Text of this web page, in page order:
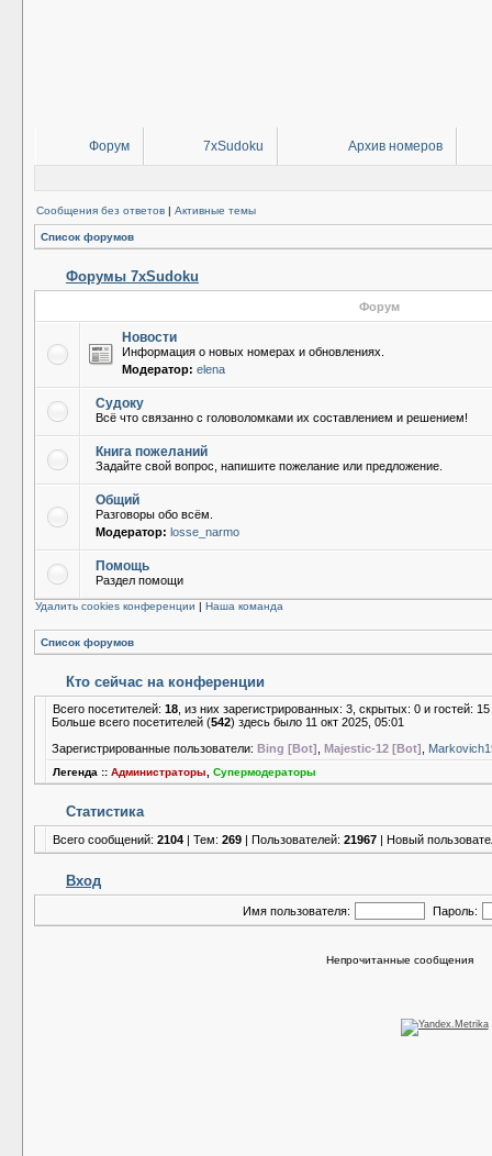
Форум 7xSudoku Архив номеров
Сообщения без ответов | Активные темы
Список форумов
Форумы 7xSudoku
Форум
Новости
Информация о новых номерах и обновлениях.
Модератор: elena
Судоку
Всё что связанно с головоломками их составлением и решением!
Книга пожеланий
Задайте свой вопрос, напишите пожелание или предложение.
Общий
Разговоры обо всём.
Модератор: losse_narmo
Помощь
Раздел помощи
Удалить cookies конференции | Наша команда
Список форумов
Кто сейчас на конференции
Всего посетителей: 18 , из них зарегистрированных: 3, скрытых: 0 и гостей:
Больше всего посетителей (542) здесь было 11 окт 2025, 05:01
Зарегистрированные пользователи: Bing [Bot] Majestic-12 [Bot]
Легенда :: Администраторы Супермодераторы
Статистика
Всего сообщений: 2104 | Тем: 269 | Пользователей: 21967 | Новый
Вход
Имя пользователя: Пароль:
Непрочитанные сообщения